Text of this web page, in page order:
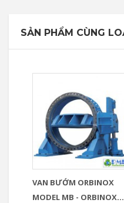
SẢN PHẨM CÙNG
VAN BƯỚM ORBINOX
MODEL MB - ORBINOX